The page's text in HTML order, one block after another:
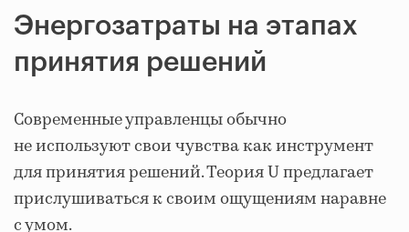
Энергозатраты на этапах
принятия решений
Современные управленцы обычно
не используют свои чувства как инструмент
для принятия решений. Теория U предлагает
прислушиваться к своим ощущениям наравне
с умом.